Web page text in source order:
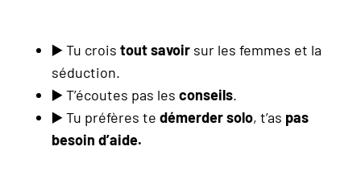
▶️ Tu crois tout savoir sur les femmes et la
séduction.
▶️ T’écoutes pas les conseils.
▶️ Tu préfères te démerder solo, t’as pas
besoin d’aide.